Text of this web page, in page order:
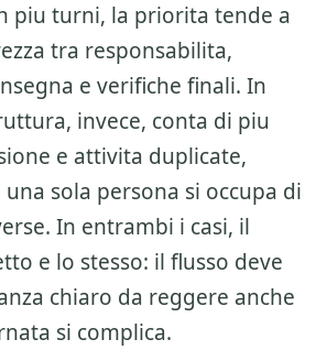
piu turni, la priorita tende a
tra responsabilita,
e verifiche finali. In
invece, conta di piu
e attivita duplicate,
una sola persona si occupa di
In entrambi i casi, il
e lo stesso: il flusso deve
chiaro da reggere anche
si complica.